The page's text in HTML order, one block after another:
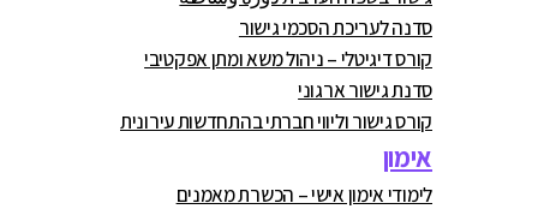
סדנה לעריכת הסכמי גישור
קורס דיגיטלי – ניהול משא ומתן אפקטיבי
סדנת גישור ארגוני
קורס גישור וליווי חברתי בהתחדשות עירונית
אימון
לימודי אימון אישי – הכשרת מאמנים